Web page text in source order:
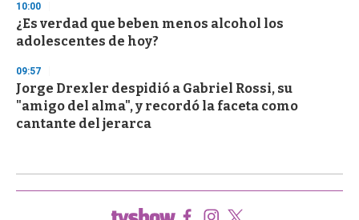
10:00
¿Es verdad que beben menos alcohol los
adolescentes de hoy?
09:57
Jorge Drexler despidió a Gabriel Rossi, su
"amigo del alma", y recordó la faceta como
cantante del jerarca